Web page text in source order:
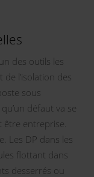
des outils les
de l’isolation des
sous
défaut va se
entreprise.
Les DP dans les
flottant dans
desserrés ou